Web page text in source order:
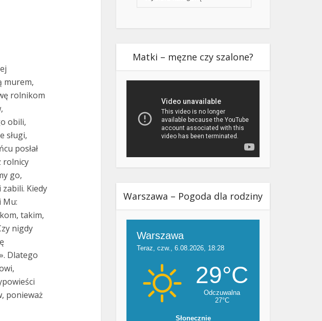
murem,
rolnikom
obili,
sługi,
posłał
rolnicy
go,
Kiedy
Mu:
takim,
nigdy
Dlatego
ponieważ
Matki – męzne czy szalone?
Warszawa – Pogoda dla rodziny